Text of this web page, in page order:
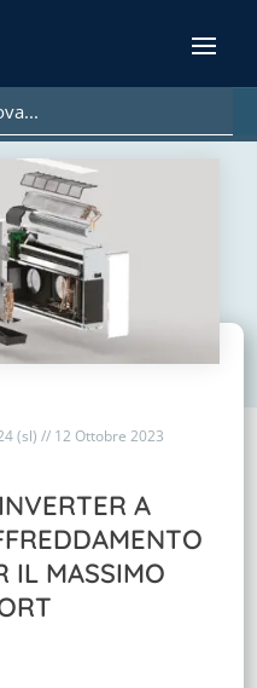
(sl) // 12 Ottobre 2023
A
IL MASSIMO